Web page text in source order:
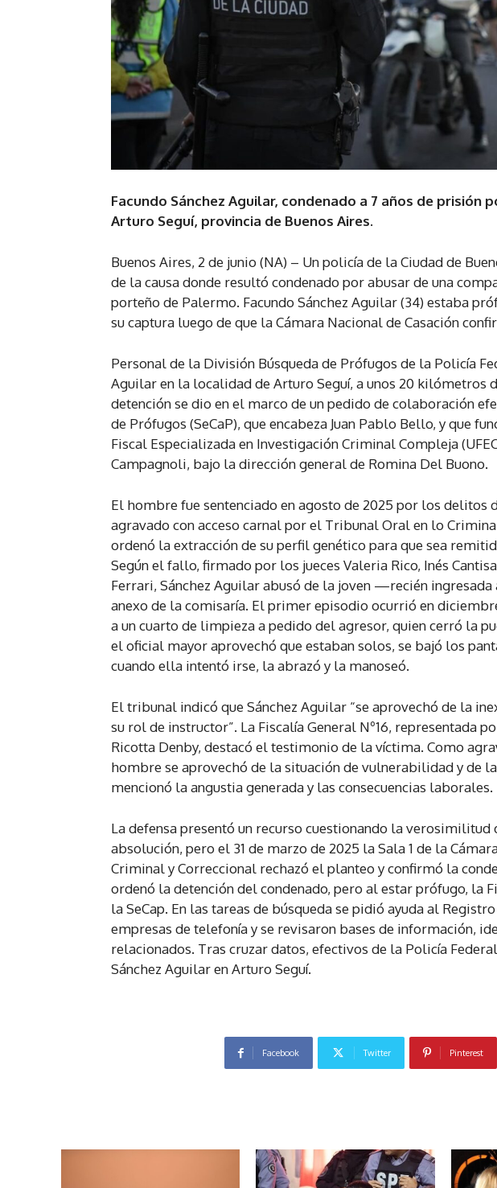
Facundo Sánchez Aguilar, condenado a 7 años de prisión
Arturo Seguí, provincia de Buenos Aires.
Buenos Aires, 2 de junio (NA) – Un policía de la Ciudad de
de la causa donde resultó condenado por abusar de una
porteño de Palermo. Facundo Sánchez Aguilar (34) estaba
su captura luego de que la Cámara Nacional de Casación
Personal de la División Búsqueda de Prófugos de la Policía
Aguilar en la localidad de Arturo Seguí, a unos 20 kilómetros
detención se dio en el marco de un pedido de colaboración
de Prófugos (SeCaP), que encabeza Juan Pablo Bello, y que
Fiscal Especializada en Investigación Criminal Compleja
Campagnoli, bajo la dirección general de Romina Del Buono.
El hombre fue sentenciado en agosto de 2025 por los delitos
agravado con acceso carnal por el Tribunal Oral en lo
ordenó la extracción de su perfil genético para que sea
Según el fallo, firmado por los jueces Valeria Rico, Inés
Ferrari, Sánchez Aguilar abusó de la joven —recién
anexo de la comisaría. El primer episodio ocurrió en
a un cuarto de limpieza a pedido del agresor, quien cerró la
el oficial mayor aprovechó que estaban solos, se bajó los
cuando ella intentó irse, la abrazó y la manoseó.
El tribunal indicó que Sánchez Aguilar “se aprovechó de la
su rol de instructor”. La Fiscalía General Nº16, representada
Ricotta Denby, destacó el testimonio de la víctima. Como
hombre se aprovechó de la situación de vulnerabilidad y de
mencionó la angustia generada y las consecuencias laborales.
La defensa presentó un recurso cuestionando la
absolución, pero el 31 de marzo de 2025 la Sala 1 de la
Criminal y Correccional rechazó el planteo y confirmó la
ordenó la detención del condenado, pero al estar prófugo, la
la SeCap. En las tareas de búsqueda se pidió ayuda al
empresas de telefonía y se revisaron bases de información,
relacionados. Tras cruzar datos, efectivos de la Policía
Sánchez Aguilar en Arturo Seguí.
Facebook Twitter Pinterest